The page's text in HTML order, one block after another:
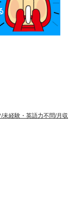
未経験・英語力不問/月収